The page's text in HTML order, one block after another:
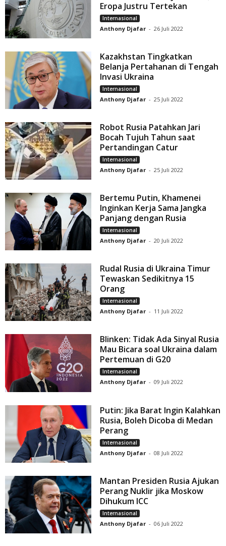
Eropa Justru Tertekan
Internasional
Anthony Djafar - 26 Juli 2022
Kazakhstan Tingkatkan
Belanja Pertahanan di Tengah
Invasi Ukraina
Internasional
Anthony Djafar - 25 Juli 2022
Robot Rusia Patahkan Jari
Bocah Tujuh Tahun saat
Pertandingan Catur
Internasional
Anthony Djafar - 25 Juli 2022
Bertemu Putin, Khamenei
Inginkan Kerja Sama Jangka
Panjang dengan Rusia
Internasional
Anthony Djafar - 20 Juli 2022
Rudal Rusia di Ukraina Timur
Tewaskan Sedikitnya 15
Orang
Internasional
Anthony Djafar - 11 Juli 2022
Blinken: Tidak Ada Sinyal Rusia
Mau Bicara soal Ukraina dalam
Pertemuan di G20
Internasional
Anthony Djafar - 09 Juli 2022
Putin: Jika Barat Ingin Kalahkan
Rusia, Boleh Dicoba di Medan
Perang
Internasional
Anthony Djafar - 08 Juli 2022
Mantan Presiden Rusia Ajukan
Perang Nuklir jika Moskow
Dihukum ICC
Internasional
Anthony Djafar - 06 Juli 2022